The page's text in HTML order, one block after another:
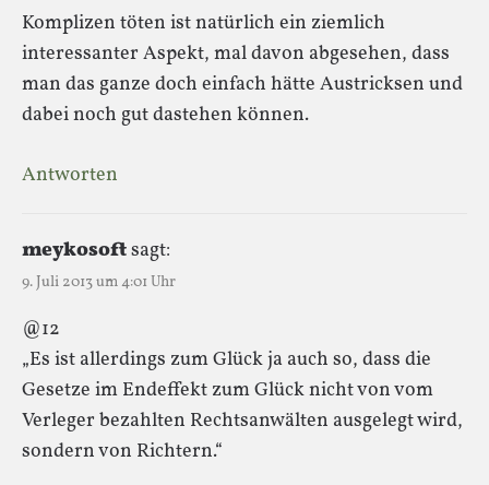
Komplizen töten ist natürlich ein ziemlich
interessanter Aspekt, mal davon abgesehen, dass
man das ganze doch einfach hätte Austricksen und
dabei noch gut dastehen können.
Antworten
meykosoftsagt:
9. Juli 2013 um 4:01 Uhr
@12
„Es ist allerdings zum Glück ja auch so, dass die
Gesetze im Endeffekt zum Glück nicht von vom
Verleger bezahlten Rechtsanwälten ausgelegt wird,
sondern von Richtern.“